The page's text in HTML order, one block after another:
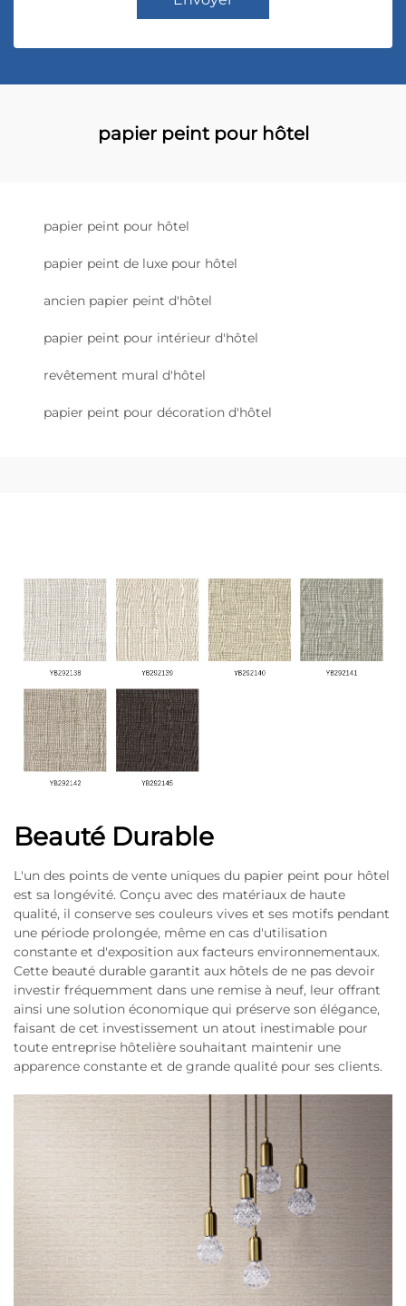
papier peint pour hôtel
papier peint pour hôtel
papier peint de luxe pour hôtel
ancien papier peint d'hôtel
papier peint pour intérieur d'hôtel
revêtement mural d'hôtel
papier peint pour décoration d'hôtel
Beauté Durable
L'un des points de vente uniques du papier peint pour hôtel
est sa longévité. Conçu avec des matériaux de haute
qualité, il conserve ses couleurs vives et ses motifs pendant
une période prolongée, même en cas d'utilisation
constante et d'exposition aux facteurs environnementaux.
Cette beauté durable garantit aux hôtels de ne pas devoir
investir fréquemment dans une remise à neuf, leur offrant
ainsi une solution économique qui préserve son élégance,
faisant de cet investissement un atout inestimable pour
toute entreprise hôtelière souhaitant maintenir une
apparence constante et de grande qualité pour ses clients.